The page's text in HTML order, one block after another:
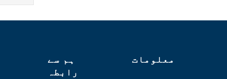
ہم سے
رابطہ
معلومات